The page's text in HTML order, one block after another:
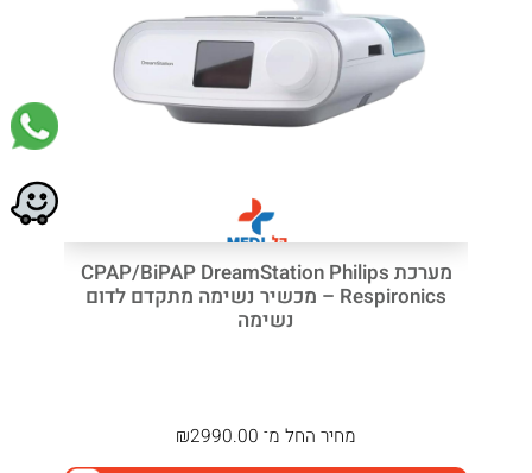
מערכת CPAP/BiPAP DreamStation Philips
Respironics – מכשיר נשימה מתקדם לדום
נשימה
מחיר החל מ־ ₪2990.00